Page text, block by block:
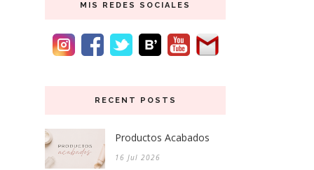
MIS REDES SOCIALES
RECENT POSTS
Productos Acabados
16 Jul 2026